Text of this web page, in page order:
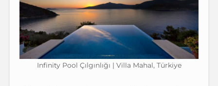
Infinity Pool Çılgınlığı | Villa Mahal, Türkiye